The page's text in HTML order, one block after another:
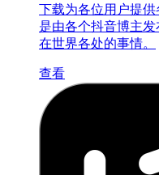
下载为各位用户提
是由各个抖音博主
在世界各处的事情。
查看